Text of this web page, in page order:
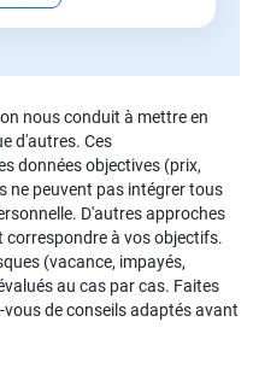
nous conduit à mettre en
d'autres. Ces
données objectives (prix,
ne peuvent pas intégrer tous
D'autres approches
à vos objectifs.
(vacance, impayés,
au cas par cas. Faites
de conseils adaptés avant